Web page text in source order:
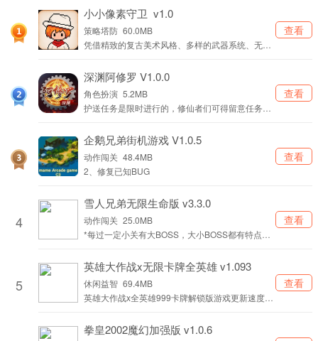
小小像素守卫 v1.0
策略塔防 60.0MB
凭借精致的复古美术风格、多样的武器系统、无上
造了兼具怀旧情愫与现代玩法的沉浸式游戏体验。
查看
深渊阿修罗 V1.0.0
角色扮演 5.2MB
护送任务是限时进行的，修仙者们可得留意任务时
呢。
查看
企鹅兄弟街机游戏 V1.0.5
动作闯关 48.4MB
2、修复已知BUG
查看
4
雪人兄弟无限生命版 v3.3.0
动作闯关 25.0MB
*每过一定小关有大BOSS，大小BOSS都有特点。
查看
5
英雄大作战x无限卡牌全英雄 v1.093
休闲益智 69.4MB
英雄大作战x全英雄999卡牌解锁版游戏更新速度很
查看
拳皇2002魔幻加强版 v1.0.6